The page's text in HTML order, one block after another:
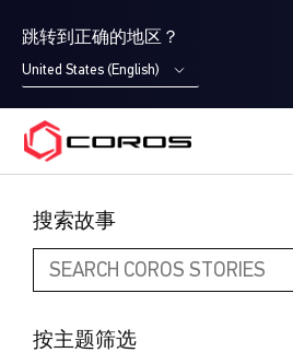
跳转到正确的地区？
United States (English)
COROS
搜索故事
按主题筛选